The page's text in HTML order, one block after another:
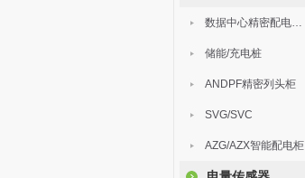
数据中心精密配电监控装置
储能/充电桩
ANDPF精密列头柜
SVG/SVC
AZG/AZX智能配电柜